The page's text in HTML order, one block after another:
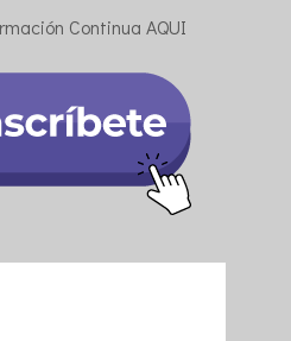
Continua AQUI